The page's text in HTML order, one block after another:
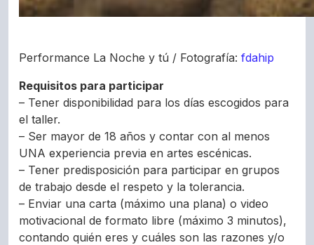
Performance La Noche y tú / Fotografía: fdahip
Requisitos para participar
– Tener disponibilidad para los días escogidos para
el taller.
– Ser mayor de 18 años y contar con al menos
UNA experiencia previa en artes escénicas.
– Tener predisposición para participar en grupos
de trabajo desde el respeto y la tolerancia.
– Enviar una carta (máximo una plana) o video
motivacional de formato libre (máximo 3 minutos),
contando quién eres y cuáles son las razones y/o